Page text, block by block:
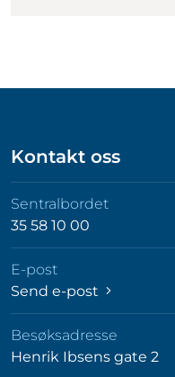
Kontakt oss
Sentralbordet
35 58 10 00
E-post
Send e-post
Besøksadresse
Henrik Ibsens gate 2